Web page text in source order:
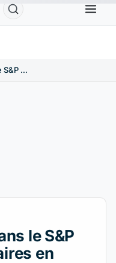
Tether ↑0.00%
Coinbase un an dans le S&P 500: chiffre d'affaires en baisse de 31%
le S&P
en